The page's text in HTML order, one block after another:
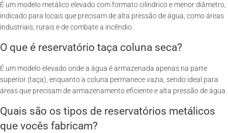
É um modelo metálico elevado com formato cilíndrico e menor diâmetro,
indicado para locais que precisam de alta pressão de água, como áreas
industriais, rurais e de combate a incêndio.
O que é reservatório taça coluna seca?
É um modelo elevado onde a água é armazenada apenas na parte
superior (taça), enquanto a coluna permanece vazia, sendo ideal para
áreas que precisam de armazenamento eficiente e alta pressão de água.
Quais são os tipos de reservatórios metálicos
que vocês fabricam?